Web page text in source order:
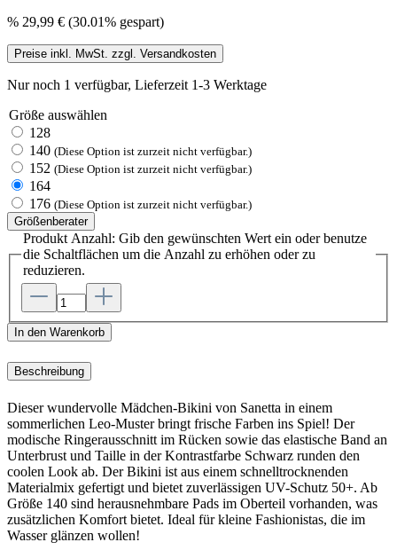
% 29,99 € (30.01% gespart)
Preise inkl. MwSt. zzgl. Versandkosten
Nur noch 1 verfügbar, Lieferzeit 1-3 Werktage
Größe auswählen
128
140 (Diese Option ist zurzeit nicht verfügbar.)
152 (Diese Option ist zurzeit nicht verfügbar.)
164
176 (Diese Option ist zurzeit nicht verfügbar.)
Größenberater
Produkt Anzahl: Gib den gewünschten Wert ein oder benutze
die Schaltflächen um die Anzahl zu erhöhen oder zu
reduzieren.
In den Warenkorb
Beschreibung
Dieser wundervolle Mädchen-Bikini von Sanetta in einem
sommerlichen Leo-Muster bringt frische Farben ins Spiel! Der
modische Ringerausschnitt im Rücken sowie das elastische Band an
Unterbrust und Taille in der Kontrastfarbe Schwarz runden den
coolen Look ab. Der Bikini ist aus einem schnelltrocknenden
Materialmix gefertigt und bietet zuverlässigen UV-Schutz 50+. Ab
Größe 140 sind herausnehmbare Pads im Oberteil vorhanden, was
zusätzlichen Komfort bietet. Ideal für kleine Fashionistas, die im
Wasser glänzen wollen!